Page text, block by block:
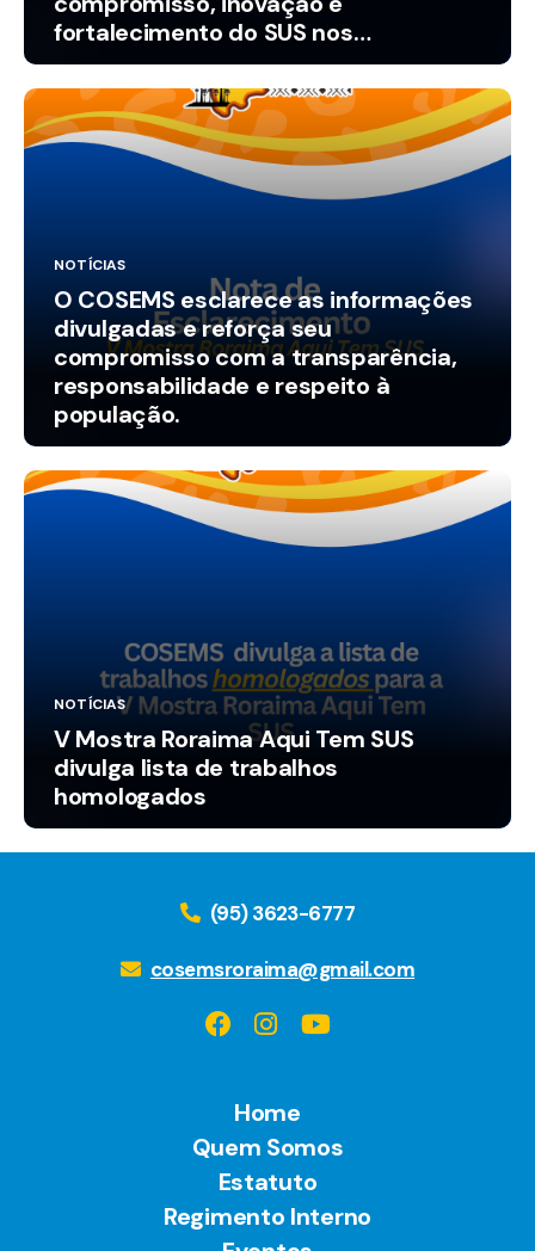
fortalecimento do SUS nos
municípios.
NOTÍCIAS
O COSEMS esclarece as informações
divulgadas e reforça seu
compromisso com a transparência,
responsabilidade e respeito à
população.
NOTÍCIAS
V Mostra Roraima Aqui Tem SUS
divulga lista de trabalhos
homologados
(95) 3623-6777
cosemsroraima@gmail.com
Home
Quem Somos
Estatuto
Regimento Interno